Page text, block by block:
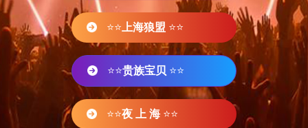
⭐⭐ 上海狼盟 ⭐⭐
⭐⭐贵族宝贝 ⭐⭐
⭐⭐夜 上 海 ⭐⭐